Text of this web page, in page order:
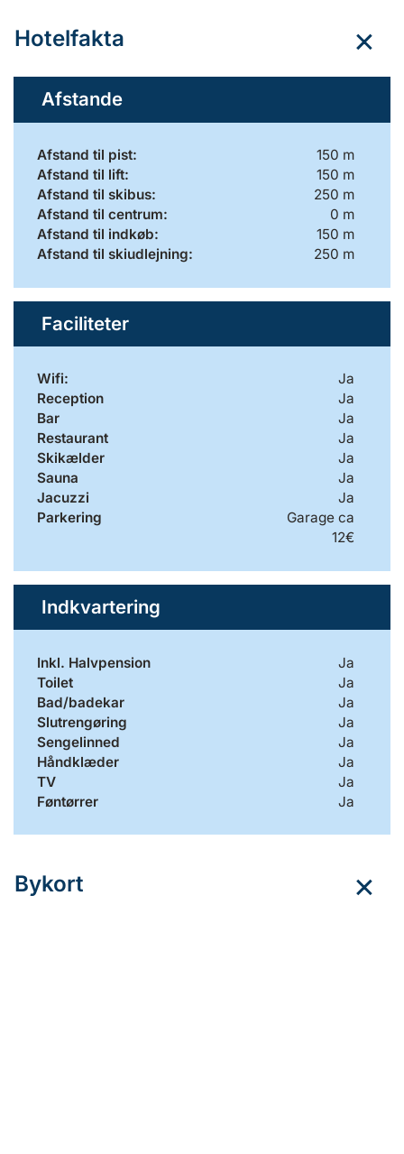
Hotelfakta
Afstande
Afstand til pist:
150 m
Afstand til lift:
150 m
Afstand til skibus:
250 m
Afstand til centrum:
0 m
Afstand til indkøb:
150 m
Afstand til skiudlejning:
250 m
Faciliteter
Wifi:
Ja
Reception
Ja
Bar
Ja
Restaurant
Ja
Skikælder
Ja
Sauna
Ja
Jacuzzi
Ja
Parkering
Garage ca
12€
Indkvartering
Inkl. Halvpension
Ja
Toilet
Ja
Bad/badekar
Ja
Slutrengøring
Ja
Sengelinned
Ja
Håndklæder
Ja
TV
Ja
Føntørrer
Ja
Bykort